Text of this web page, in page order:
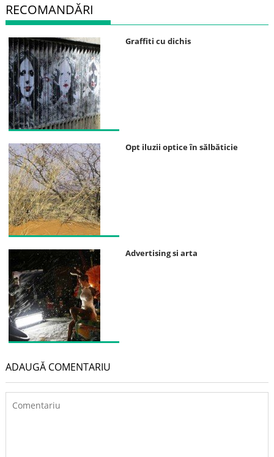
RECOMANDĂRI
Graffiti cu dichis
Opt iluzii optice în sălbăticie
Advertising si arta
ADAUGĂ COMENTARIU